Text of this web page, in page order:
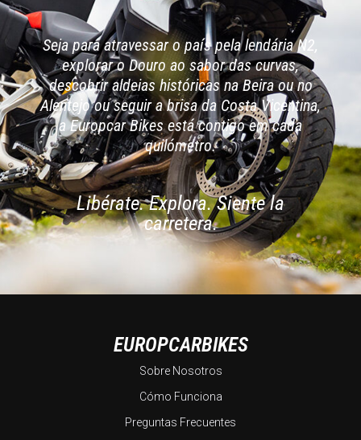
Seja para atravessar o país pela lendária N2,
explorar o Douro ao sabor das curvas,
descobrir aldeias históricas na Beira ou no
Alentejo ou seguir a brisa da Costa Vicentina,
a Europcar Bikes está contigo em cada
quilómetro.
Libérate. Explora. Siente la
carretera.
EUROPCARBIKES
Sobre Nosotros
Cómo Funciona
Preguntas Frecuentes